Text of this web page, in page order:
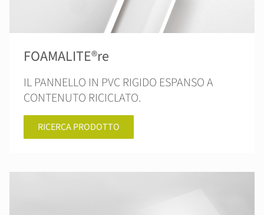
FOAMALITE®re
IL PANNELLO IN PVC RIGIDO ESPANSO A
CONTENUTO RICICLATO.
RICERCA PRODOTTO